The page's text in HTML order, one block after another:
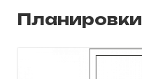
Планировки